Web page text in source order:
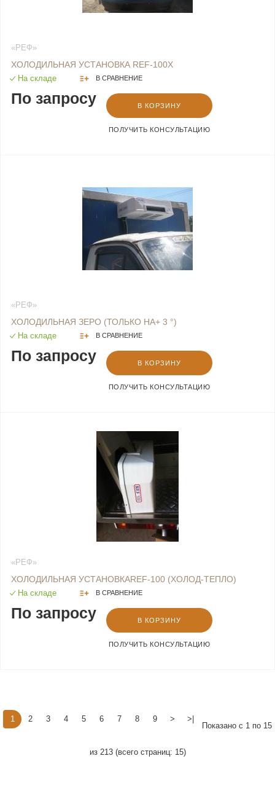
«РЕФ»
ХОЛОДИЛЬНАЯ УСТАНОВКА REF-100X
На складе В СРАВНЕНИЕ
По запросу В КОРЗИНУ
ПОЛУЧИТЬ КОНСУЛЬТАЦИЮ
«РЕФ»
ХОЛОДИЛЬНАЯ ЗЕРО (ТОЛЬКО НА+ 3 °)
На складе В СРАВНЕНИЕ
По запросу В КОРЗИНУ
ПОЛУЧИТЬ КОНСУЛЬТАЦИЮ
«РЕФ»
ХОЛОДИЛЬНАЯ УСТАНОВКАREF-100 (ХОЛОД-ТЕПЛО)
На складе В СРАВНЕНИЕ
По запросу В КОРЗИНУ
ПОЛУЧИТЬ КОНСУЛЬТАЦИЮ
1 2 3 4 5 6 7 8 9 > >|
Показано с 1 по 15
из 213 (всего страниц: 15)